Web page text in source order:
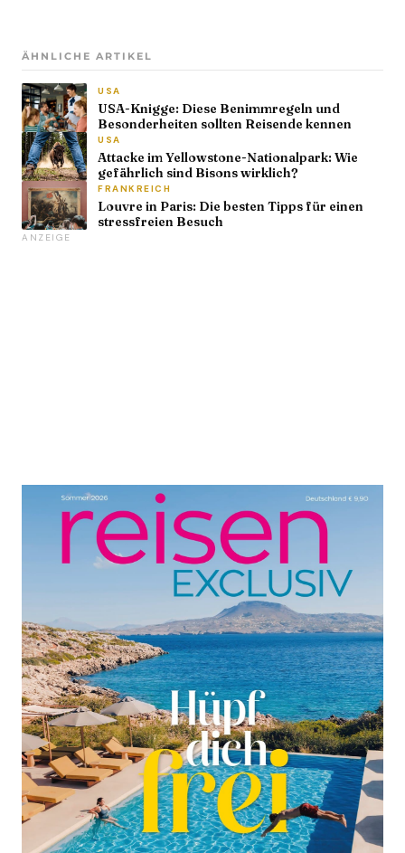
ÄHNLICHE ARTIKEL
USA
USA-Knigge: Diese Benimmregeln und
Besonderheiten sollten Reisende kennen
USA
Attacke im Yellowstone-Nationalpark: Wie
gefährlich sind Bisons wirklich?
FRANKREICH
Louvre in Paris: Die besten Tipps für einen
stressfreien Besuch
ANZEIGE